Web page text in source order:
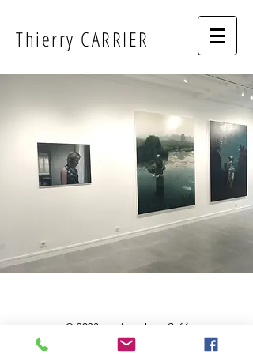
Thierry CARRIER
© 2023 par Anne Lou. Créé
avecWix.com